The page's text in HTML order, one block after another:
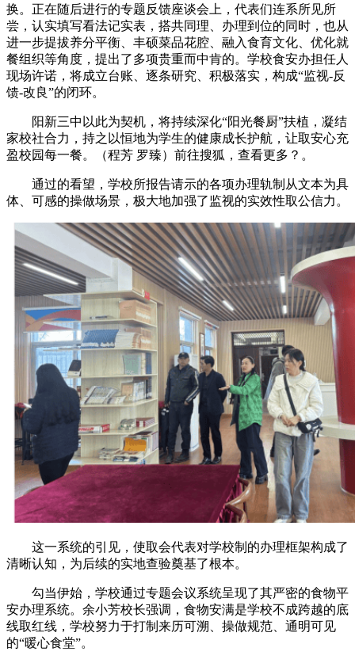
换。正在随后进行的专题反馈座谈会上，代表们连系所见所
尝，认实填写看法记实表，搭共同理、办理到位的同时，也从
进一步提拔养分平衡、丰硕菜品花腔、融入食育文化、优化就
餐组织等角度，提出了多项贵重而中肯的。学校食安办担任人
现场许诺，将成立台账、逐条研究、积极落实，构成“监视-反
馈-改良”的闭环。
阳新三中以此为契机，将持续深化“阳光餐厨”扶植，凝结
家校社合力，持之以恒地为学生的健康成长护航，让取安心充
盈校园每一餐。（程芳 罗臻）前往搜狐，查看更多？。
通过的看望，学校所报告请示的各项办理轨制从文本为具
体、可感的操做场景，极大地加强了监视的实效性取公信力。
这一系统的引见，使取会代表对学校制的办理框架构成了
清晰认知，为后续的实地查验奠基了根本。
勾当伊始，学校通过专题会议系统呈现了其严密的食物平
安办理系统。余小芳校长强调，食物安满是学校不成跨越的底
线取红线，学校努力于打制来历可溯、操做规范、通明可见
的“暖心食堂”。